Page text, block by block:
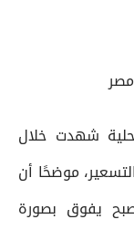
شهدت خلال
موضحًا أن
يفوق بصورة